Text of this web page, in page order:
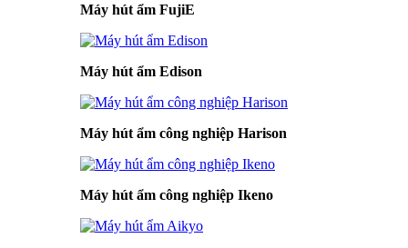
Máy hút ẩm FujiE
Máy hút ẩm Edison
Máy hút ẩm công nghiệp Harison
Máy hút ẩm công nghiệp Ikeno